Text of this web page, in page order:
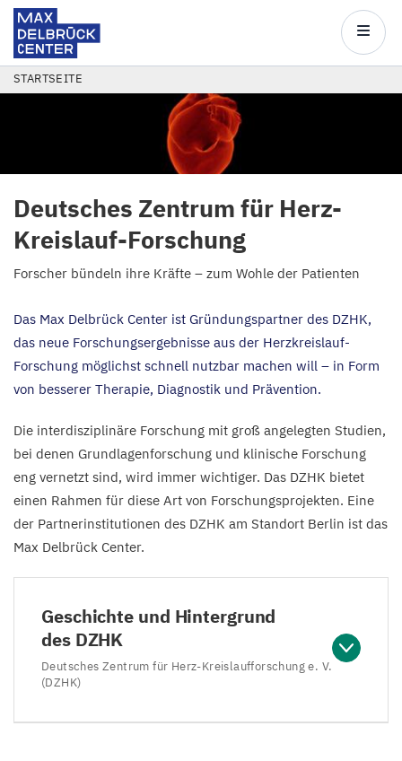
Direkt
zum
Center
Main
PFADNAVIGATION
STARTSEITE
Deutsches Zentrum für Herz-
Kreislauf-Forschung
Forscher bündeln ihre Kräfte – zum Wohle der Patienten
Das Max Delbrück Center ist Gründungspartner des DZHK,
das neue Forschungsergebnisse aus der Herzkreislauf-
Forschung möglichst schnell nutzbar machen will – in Form
von besserer Therapie, Diagnostik und Prävention.
Die interdisziplinäre Forschung mit groß angelegten Studien,
bei denen Grundlagenforschung und klinische Forschung
eng vernetzt sind, wird immer wichtiger. Das DZHK bietet
einen Rahmen für diese Art von Forschungsprojekten. Eine
der Partnerinstitutionen des DZHK am Standort Berlin ist das
Max Delbrück Center.
Geschichte und Hintergrund
des DZHK
Deutsches Zentrum für Herz-Kreislaufforschung e. V.
(DZHK)